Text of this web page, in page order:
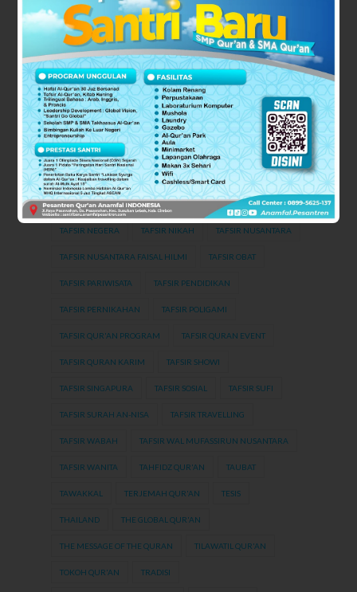
TAFSIR AL FATIHAH TAFSIR AL-BAQARAH
TAFSIR AN-NUR TAFSIR AR RAHMAN [55]
TAFSIR AR-RUM TAFSIR ARAB
TAFSIR ASIA TENGGARA TAFSIR CERAI TAFSIR CINTA
TAFSIR JUZ AMMA TAFSIR KEBANGSAAN
TAFSIR KESEHATAN TAFSIR KLASIK
TAFSIR MAUDHUI TAFSIR MODERN
TAFSIR NABI MUHAMMAD SAW TAFSIR NABI RASUL
TAFSIR NEGERA TAFSIR NIKAH TAFSIR NUSANTARA
TAFSIR NUSANTARA FAISAL HILMI TAFSIR OBAT
TAFSIR PARIWISATA TAFSIR PENDIDIKAN
TAFSIR PERNIKAHAN TAFSIR POLIGAMI
TAFSIR QUR'AN PROGRAM TAFSIR QURAN EVENT
TAFSIR QURAN KARIM TAFSIR SHOWI
TAFSIR SINGAPURA TAFSIR SOSIAL TAFSIR SUFI
TAFSIR SURAH AN-NISA TAFSIR TRAVELLING
TAFSIR WABAH TAFSIR WAL MUFASSIRUN NUSANTARA
TAFSIR WANITA TAHFIDZ QUR'AN TAUBAT
TAWAKKAL TERJEMAH QUR'AN TESIS
THAILAND THE GLOBAL QUR'AN
THE MESSAGE OF THE QURAN TILAWATIL QUR'AN
TOKOH QUR'AN TRADISI